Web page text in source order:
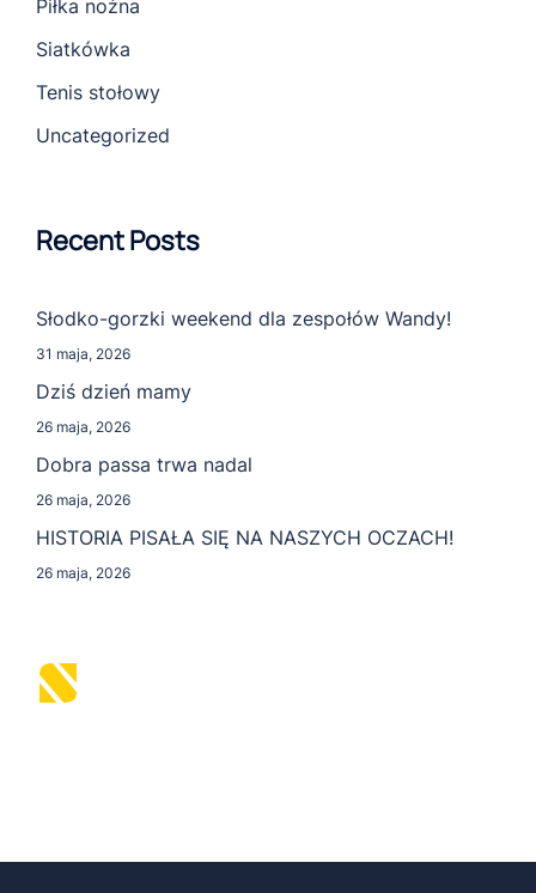
Piłka nożna
Siatkówka
Tenis stołowy
Uncategorized
Recent Posts
Słodko-gorzki weekend dla zespołów Wandy!
31 maja, 2026
Dziś dzień mamy
26 maja, 2026
Dobra passa trwa nadal
26 maja, 2026
HISTORIA PISAŁA SIĘ NA NASZYCH OCZACH!
26 maja, 2026